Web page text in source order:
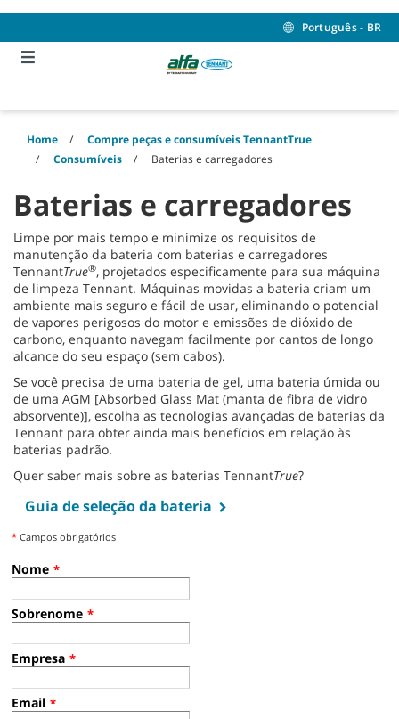
content
navigation
menu
Português - BR
Home
Compre peças e consumíveis TennantTrue
Consumíveis
Baterias e carregadores
Baterias e carregadores
Limpe por mais tempo e minimize os requisitos de
manutenção da bateria com baterias e carregadores
TennantTrue®, projetados especificamente para sua máquina
de limpeza Tennant. Máquinas movidas a bateria criam um
ambiente mais seguro e fácil de usar, eliminando o potencial
de vapores perigosos do motor e emissões de dióxido de
carbono, enquanto navegam facilmente por cantos de longo
alcance do seu espaço (sem cabos).
Se você precisa de uma bateria de gel, uma bateria úmida ou
de uma AGM [Absorbed Glass Mat (manta de fibra de vidro
absorvente)], escolha as tecnologias avançadas de baterias da
Tennant para obter ainda mais benefícios em relação às
baterias padrão.
Quer saber mais sobre as baterias TennantTrue?
Guia de seleção da bateria
* Campos obrigatórios
Nome *
Sobrenome *
Empresa *
Email *